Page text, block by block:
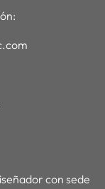
con sede